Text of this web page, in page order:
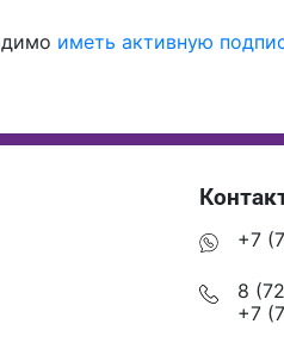
иметь активную
+7
8
+7